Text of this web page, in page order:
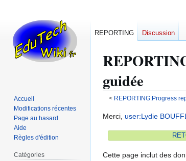
guidée
< REPORTING:Progress
Aller
Aller
Merci, user:Lydie
Cette page inclut des
REPORTING Discussion
Accueil
Modifications récentes
Page au hasard
Aide
Règles d'édition
Catégories